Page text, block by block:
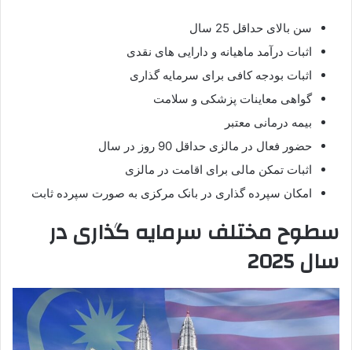
سن بالای حداقل 25 سال
اثبات درآمد ماهیانه و دارایی های نقدی
اثبات بودجه کافی برای سرمایه گذاری
گواهی معاینات پزشکی و سلامت
بیمه درمانی معتبر
حضور فعال در مالزی حداقل 90 روز در سال
اثبات تمکن مالی برای اقامت در مالزی
امکان سپرده گذاری در بانک مرکزی به صورت سپرده ثابت
سطوح مختلف سرمایه گذاری در
سال 2025